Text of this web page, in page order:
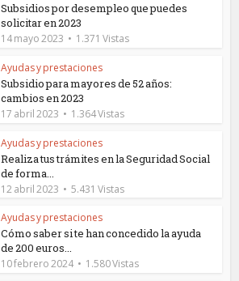
Subsidios por desempleo que puedes
solicitar en 2023
14 mayo 2023 1.371 Vistas
Ayudas y prestaciones
Subsidio para mayores de 52 años:
cambios en 2023
17 abril 2023 1.364 Vistas
Ayudas y prestaciones
Realiza tus trámites en la Seguridad Social
de forma...
12 abril 2023 5.431 Vistas
Ayudas y prestaciones
Cómo saber si te han concedido la ayuda
de 200 euros...
10 febrero 2024 1.580 Vistas